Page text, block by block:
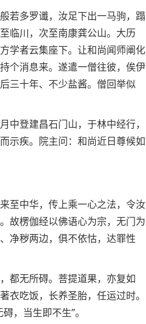
若多罗谶，汝足下出一马驹，蹋
临川，次至南康龚公山。大历
学者云集座下。让和尚闻师阐化
个消息来。遂遣一僧往彼，俟伊
三十年、不少盐酱。僧回举似
中登建昌石门山，于林中经行，
示疾。院主问：和尚近日尊候如
至中华，传上乘一心之法，令汝
故楞伽经以佛语心为宗，无门为
净秽两边，俱不依怙，达罪性
都无所碍。菩提道果，亦复如
衣吃饭，长养圣胎，任运过时。
，当生即不生”。